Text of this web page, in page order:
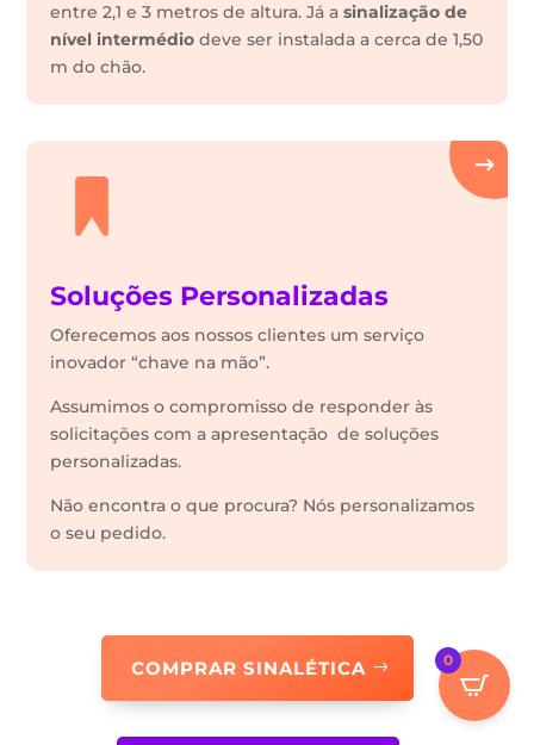
entre 2,1 e 3 metros de altura. Já asinalização de
nível intermédiodeve ser instalada a cerca de 1,50
m do chão.
Soluções Personalizadas
Oferecemos aos nossos clientes um serviço
inovador “chave na mão”.
Assumimos o compromisso de responder às
solicitações com a apresentação de soluções
personalizadas.
Não encontra o que procura? Nós personalizamos
o seu pedido.
COMPRAR SINALÉTICA 0